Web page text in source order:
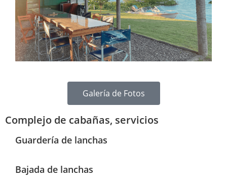
Galería de Fotos
Complejo de cabañas, servicios
Guardería de lanchas
Bajada de lanchas